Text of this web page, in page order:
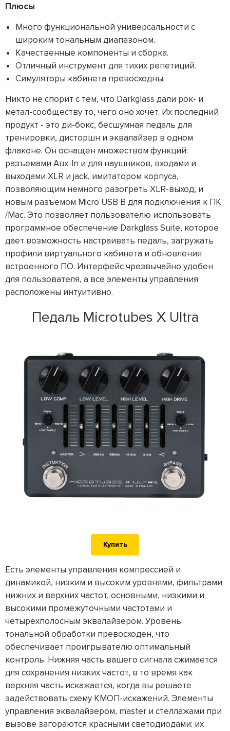
Плюсы
Много функциональной универсальности с
широким тональным диапазоном.
Качественные компоненты и сборка.
Отличный инструмент для тихих репетиций.
Симуляторы кабинета превосходны.
Никто не спорит с тем, что Darkglass дали рок- и
метал-сообществу то, чего оно хочет. Их последний
продукт - это ди-бокс, бесшумная педаль для
тренировки, дисторшн и эквалайзер в одном
флаконе. Он оснащен множеством функций:
разъемами Aux-In и для наушников, входами и
выходами XLR и jack, имитатором корпуса,
позволяющим немного разогреть XLR-выход, и
новым разъемом Micro USB B для подключения к ПК
/Mac. Это позволяет пользователю использовать
программное обеспечение Darkglass Suite, которое
дает возможность настраивать педаль, загружать
профили виртуального кабинета и обновления
встроенного ПО. Интерфейс чрезвычайно удобен
для пользователя, а все элементы управления
расположены интуитивно.
Педаль Microtubes X Ultra
Купить
Есть элементы управления компрессией и
динамикой, низким и высоким уровнями, фильтрами
нижних и верхних частот, основными, низкими и
высокими промежуточными частотами и
четырехполосным эквалайзером. Уровень
тональной обработки превосходен, что
обеспечивает проигрывателю оптимальный
контроль. Нижняя часть вашего сигнала сжимается
для сохранения низких частот, в то время как
верхняя часть искажается, когда вы решаете
задействовать схему КМОП-искажений. Элементы
управления эквалайзером, master и стеллажами при
вызове загораются красными светодиодами: их